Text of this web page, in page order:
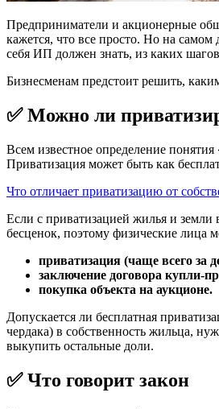
Предприниматели и акционерные
кажется, что все просто. Но на
себя ИП должен знать, из каких
Бизнесменам предстоит решить,
✅ Можно ли
Всем известное определение
Приватизация может быть как
Что отличает приватизацию от
Если с приватизацией жилья и земли
бесценок, поэтому физические лица
приватизация (чаще всего за
заключение договора купли-
покупка объекта на аукционе.
Допускается ли бесплатная
чердака) в собственность жильца,
выкупить остальные доли.
✅ Что говорит закон